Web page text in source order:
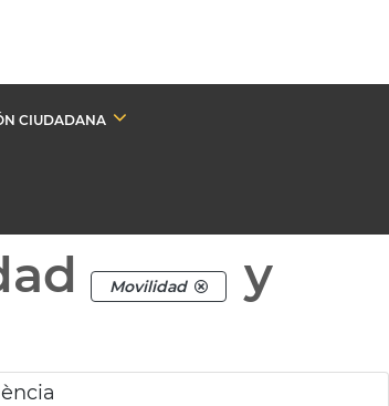
CIUDADANA
Movilidad
y